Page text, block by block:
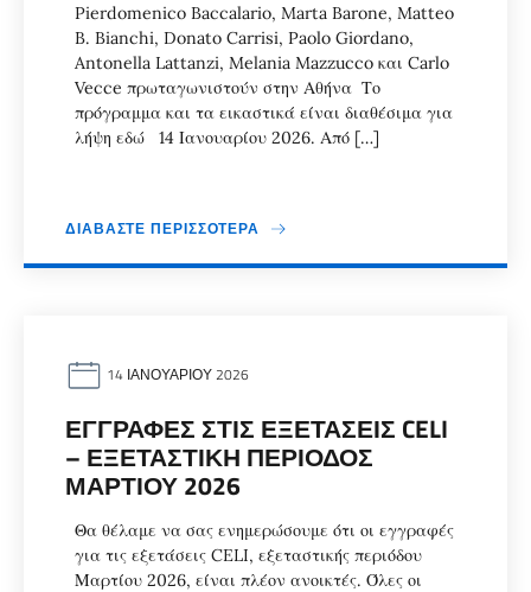
Pierdomenico Baccalario, Marta Barone, Matteo
B. Bianchi, Donato Carrisi, Paolo Giordano,
Antonella Lattanzi, Melania Mazzucco και Carlo
Vecce πρωταγωνιστούν στην Αθήνα Το
πρόγραμμα και τα εικαστικά είναι διαθέσιμα για
λήψη εδώ 14 Ιανουαρίου 2026. Από […]
ΔΙΑΒΆΣΤΕ ΠΕΡΙΣΣΌΤΕΡΑ
14 ΙΑΝΟΥΑΡΊΟΥ 2026
ΕΓΓΡΑΦΈΣ ΣΤΙΣ ΕΞΕΤΆΣΕΙΣ CELI
– ΕΞΕΤΑΣΤΙΚΉ ΠΕΡΊΟΔΟΣ
ΜΑΡΤΊΟΥ 2026
Θα θέλαμε να σας ενημερώσουμε ότι οι εγγραφές
για τις εξετάσεις CELI, εξεταστικής περιόδου
Μαρτίου 2026, είναι πλέον ανοικτές. Όλες οι